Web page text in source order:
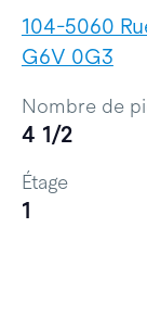
104-5060
G6V 0G3
Nombre de
4 1/2
Étage
1